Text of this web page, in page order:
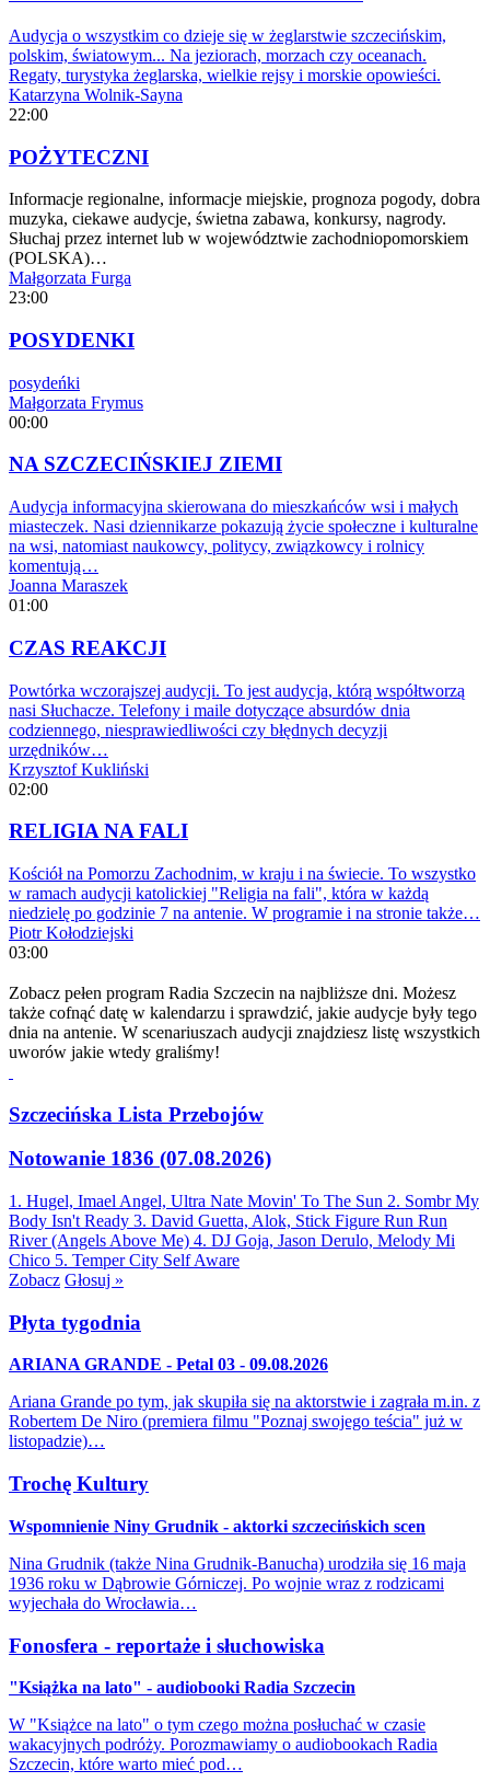
Audycja o wszystkim co dzieje się w żeglarstwie szczecińskim,
polskim, światowym... Na jeziorach, morzach czy oceanach.
Regaty, turystyka żeglarska, wielkie rejsy i morskie opowieści.
Katarzyna Wolnik-Sayna
22:00
POŻYTECZNI
Informacje regionalne, informacje miejskie, prognoza pogody, dobra
muzyka, ciekawe audycje, świetna zabawa, konkursy, nagrody.
Słuchaj przez internet lub w województwie zachodniopomorskiem
(POLSKA)…
Małgorzata Furga
23:00
POSYDENKI
posydeńki
Małgorzata Frymus
00:00
NA SZCZECIŃSKIEJ ZIEMI
Audycja informacyjna skierowana do mieszkańców wsi i małych
miasteczek. Nasi dziennikarze pokazują życie społeczne i kulturalne
na wsi, natomiast naukowcy, politycy, związkowcy i rolnicy
komentują…
Joanna Maraszek
01:00
CZAS REAKCJI
Powtórka wczorajszej audycji. To jest audycja, którą współtworzą
nasi Słuchacze. Telefony i maile dotyczące absurdów dnia
codziennego, niesprawiedliwości czy błędnych decyzji
urzędników…
Krzysztof Kukliński
02:00
RELIGIA NA FALI
Kościół na Pomorzu Zachodnim, w kraju i na świecie. To wszystko
w ramach audycji katolickiej "Religia na fali", która w każdą
niedzielę po godzinie 7 na antenie. W programie i na stronie także…
Piotr Kołodziejski
03:00
Zobacz pełen program Radia Szczecin na najbliższe dni. Możesz
także cofnąć datę w kalendarzu i sprawdzić, jakie audycje były tego
dnia na antenie. W scenariuszach audycji znajdziesz listę wszystkich
uworów jakie wtedy graliśmy!
Szczecińska Lista Przebojów
Notowanie 1836 (07.08.2026)
1. Hugel, Imael Angel, Ultra Nate Movin' To The Sun 2. Sombr My
Body Isn't Ready 3. David Guetta, Alok, Stick Figure Run Run
River (Angels Above Me) 4. DJ Goja, Jason Derulo, Melody Mi
Chico 5. Temper City Self Aware
Zobacz Głosuj »
Płyta tygodnia
ARIANA GRANDE - Petal 03 - 09.08.2026
Ariana Grande po tym, jak skupiła się na aktorstwie i zagrała m.in. z
Robertem De Niro (premiera filmu "Poznaj swojego teścia" już w
listopadzie)…
Trochę Kultury
Wspomnienie Niny Grudnik - aktorki szczecińskich scen
Nina Grudnik (także Nina Grudnik-Banucha) urodziła się 16 maja
1936 roku w Dąbrowie Górniczej. Po wojnie wraz z rodzicami
wyjechała do Wrocławia…
Fonosfera - reportaże i słuchowiska
"Książka na lato" - audiobooki Radia Szczecin
W "Książce na lato" o tym czego można posłuchać w czasie
wakacyjnych podróży. Porozmawiamy o audiobookach Radia
Szczecin, które warto mieć pod…